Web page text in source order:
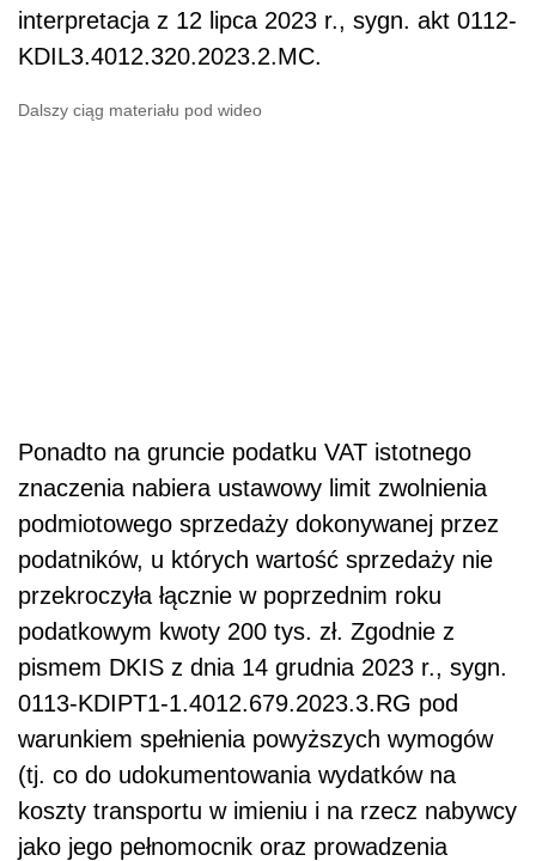
interpretacja z 12 lipca 2023 r., sygn. akt 0112-
KDIL3.4012.320.2023.2.MC.
Dalszy ciąg materiału pod wideo
Ponadto na gruncie podatku VAT istotnego
znaczenia nabiera ustawowy limit zwolnienia
podmiotowego sprzedaży dokonywanej przez
podatników, u których wartość sprzedaży nie
przekroczyła łącznie w poprzednim roku
podatkowym kwoty 200 tys. zł. Zgodnie z
pismem DKIS z dnia 14 grudnia 2023 r., sygn.
0113-KDIPT1-1.4012.679.2023.3.RG pod
warunkiem spełnienia powyższych wymogów
(tj. co do udokumentowania wydatków na
koszty transportu w imieniu i na rzecz nabywcy
jako jego pełnomocnik oraz prowadzenia